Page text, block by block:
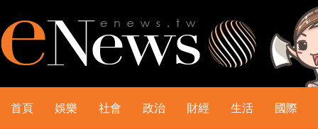
首頁 娛樂 社會 政治 財經 生活 國際